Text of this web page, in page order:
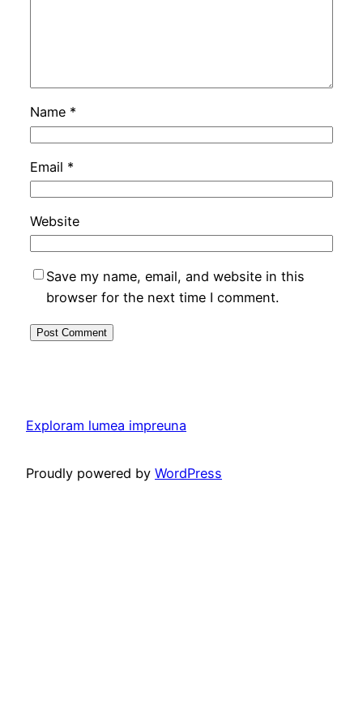
Name *
Email *
Website
Save my name, email, and website in this
browser for the next time I comment.
Exploram lumea impreuna
Proudly powered by WordPress